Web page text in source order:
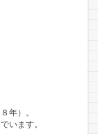
年）。
います。